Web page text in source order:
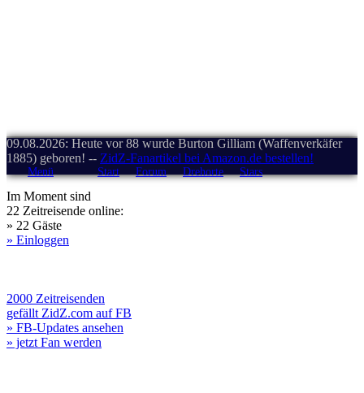
09.08.2026: Heute vor 88 wurde Burton Gilliam (Waffenverkäfer
1885) geboren! -- ZidZ-Fanartikel bei Amazon.de bestellen!
Menü Start Forum Drehorte Stars
Im Moment sind
22 Zeitreisende online:
» 22 Gäste
» Einloggen
2000 Zeitreisenden
gefällt ZidZ.com auf FB
» FB-Updates ansehen
» jetzt Fan werden